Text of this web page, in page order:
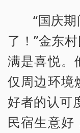
“国庆
了！”金东
满是喜悦。
仅周边环境
好者的认可
民宿生意好